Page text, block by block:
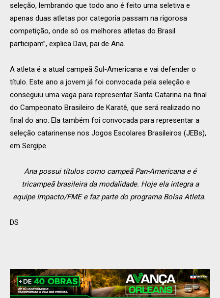
seleção, lembrando que todo ano é feito uma seletiva e
apenas duas atletas por categoria passam na rigorosa
competição, onde só os melhores atletas do Brasil
participam”, explica Davi, pai de Ana.
A atleta é a atual campeã Sul-Americana e vai defender o
título. Este ano a jovem já foi convocada pela seleção e
conseguiu uma vaga para representar Santa Catarina na final
do Campeonato Brasileiro de Karatê, que será realizado no
final do ano. Ela também foi convocada para representar a
seleção catarinense nos Jogos Escolares Brasileiros (JEBs),
em Sergipe.
Ana possui títulos como campeã Pan-Americana e é
tricampeã brasileira da modalidade. Hoje ela integra a
equipe Impacto/FME e faz parte do programa Bolsa Atleta.
DS